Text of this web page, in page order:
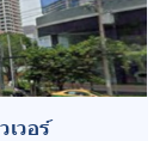
วอร์